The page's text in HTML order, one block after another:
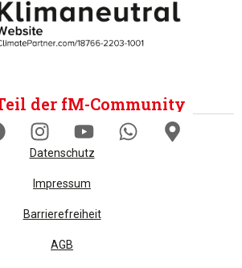
der fM-Community
Datenschutz
Impressum
Barrierefreiheit
AGB